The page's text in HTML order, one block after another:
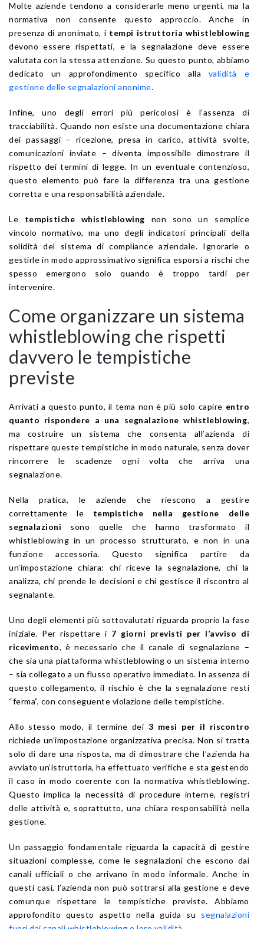
Molte aziende tendono a considerarle meno urgenti, ma la
normativa non consente questo approccio. Anche in
presenza di anonimato, i tempi istruttoria whistleblowing
devono essere rispettati, e la segnalazione deve essere
valutata con la stessa attenzione. Su questo punto, abbiamo
dedicato un approfondimento specifico alla validità e
gestione delle segnalazioni anonime.
Infine, uno degli errori più pericolosi è l’assenza di
tracciabilità. Quando non esiste una documentazione chiara
dei passaggi – ricezione, presa in carico, attività svolte,
comunicazioni inviate – diventa impossibile dimostrare il
rispetto dei termini di legge. In un eventuale contenzioso,
questo elemento può fare la differenza tra una gestione
corretta e una responsabilità aziendale.
Le tempistiche whistleblowing non sono un semplice
vincolo normativo, ma uno degli indicatori principali della
solidità del sistema di compliance aziendale. Ignorarle o
gestirle in modo approssimativo significa esporsi a rischi che
spesso emergono solo quando è troppo tardi per
intervenire.
Come organizzare un sistema
whistleblowing che rispetti
davvero le tempistiche
previste
Arrivati a questo punto, il tema non è più solo capire entro
quanto rispondere a una segnalazione whistleblowing,
ma costruire un sistema che consenta all’azienda di
rispettare queste tempistiche in modo naturale, senza dover
rincorrere le scadenze ogni volta che arriva una
segnalazione.
Nella pratica, le aziende che riescono a gestire
correttamente le tempistiche nella gestione delle
segnalazioni sono quelle che hanno trasformato il
whistleblowing in un processo strutturato, e non in una
funzione accessoria. Questo significa partire da
un’impostazione chiara: chi riceve la segnalazione, chi la
analizza, chi prende le decisioni e chi gestisce il riscontro al
segnalante.
Uno degli elementi più sottovalutati riguarda proprio la fase
iniziale. Per rispettare i 7 giorni previsti per l’avviso di
ricevimento, è necessario che il canale di segnalazione –
che sia una piattaforma whistleblowing o un sistema interno
– sia collegato a un flusso operativo immediato. In assenza di
questo collegamento, il rischio è che la segnalazione resti
“ferma”, con conseguente violazione delle tempistiche.
Allo stesso modo, il termine dei 3 mesi per il riscontro
richiede un’impostazione organizzativa precisa. Non si tratta
solo di dare una risposta, ma di dimostrare che l’azienda ha
avviato un’istruttoria, ha effettuato verifiche e sta gestendo
il caso in modo coerente con la normativa whistleblowing.
Questo implica la necessità di procedure interne, registri
delle attività e, soprattutto, una chiara responsabilità nella
gestione.
Un passaggio fondamentale riguarda la capacità di gestire
situazioni complesse, come le segnalazioni che escono dai
canali ufficiali o che arrivano in modo informale. Anche in
questi casi, l’azienda non può sottrarsi alla gestione e deve
comunque rispettare le tempistiche previste. Abbiamo
approfondito questo aspetto nella guida su segnalazioni